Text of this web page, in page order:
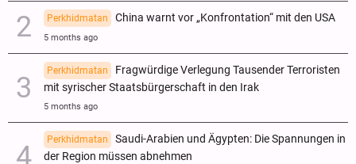
Perkhidmatan China warnt vor „Konfrontation“ mit den USA
5 months ago
Perkhidmatan
Fragwürdige Verlegung Tausender Terroristen
mit syrischer Staatsbürgerschaft in den Irak
5 months ago
Perkhidmatan
Saudi-Arabien und Ägypten: Die Spannungen in
der Region müssen abnehmen